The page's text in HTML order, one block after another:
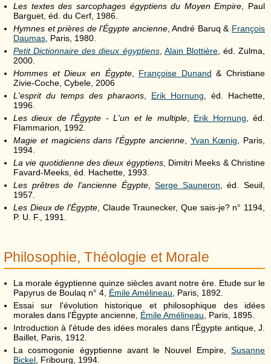
Les textes des sarcophages égyptiens du Moyen Empire , Paul
Barguet, éd. du Cerf, 1986.
Hymnes et prières de l'Égypte ancienne, André Baruq & François
Daumas , Paris, 1980.
Petit Dictionnaire des dieux égyptiens, Alain Blottière, éd. Zulma,
2000.
Hommes et Dieux en Égypte, Françoise Dunand & Christiane
Zivie-Coche, Cybele, 2006
L'esprit du temps des pharaons
Erik Hornung , éd. Hachette,
1996.
Les dieux de l'Égypte - L'un et le multiple, Erik Hornung , éd.
Flammarion, 1992.
Magie et magiciens dans l'Égypte ancienne, Yvan Kœnig , Paris,
1994.
La vie quotidienne des dieux égyptiens, Dimitri Meeks & Christine
Favard-Meeks, éd. Hachette, 1993.
Les prêtres de l'ancienne Égypte,Serge Sauneron , éd. Seuil,
1957.
Les Dieux de l'Égypte , Claude Traunecker, Que sais-je? n° 1194,
P. U. F., 1991.
Philosophie, Théologie et Morale
La morale égyptienne quinze siècles avant notre ère. Etude sur le
Papyrus de Boulaq n° 4, Émile Amélineau , Paris, 1892.
Essai sur l'évolution historique et philosophique des idées
morales dans l'Égypte ancienne, Émile Amélineau , Paris, 1895.
Introduction à l'étude des idées morales dans l'Égypte antique, J.
Baillet, Paris, 1912.
La cosmogonie égyptienne avant le Nouvel Empire, Susanne
Bickel , Fribourg, 1994.